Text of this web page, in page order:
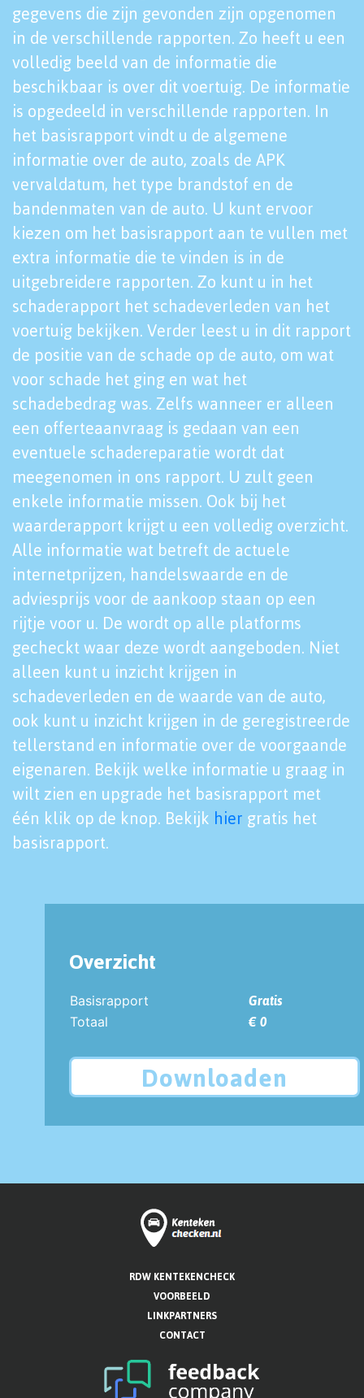
gegevens die zijn gevonden zijn opgenomen
in de verschillende rapporten. Zo heeft u een
volledig beeld van de informatie die
beschikbaar is over dit voertuig. De informatie
is opgedeeld in verschillende rapporten. In
het basisrapport vindt u de algemene
informatie over de auto, zoals de APK
vervaldatum, het type brandstof en de
bandenmaten van de auto. U kunt ervoor
kiezen om het basisrapport aan te vullen met
extra informatie die te vinden is in de
uitgebreidere rapporten. Zo kunt u in het
schaderapport het schadeverleden van het
voertuig bekijken. Verder leest u in dit rapport
de positie van de schade op de auto, om wat
voor schade het ging en wat het
schadebedrag was. Zelfs wanneer er alleen
een offerteaanvraag is gedaan van een
eventuele schadereparatie wordt dat
meegenomen in ons rapport. U zult geen
enkele informatie missen. Ook bij het
waarderapport krijgt u een volledig overzicht.
Alle informatie wat betreft de actuele
internetprijzen, handelswaarde en de
adviesprijs voor de aankoop staan op een
rijtje voor u. De wordt op alle platforms
gecheckt waar deze wordt aangeboden. Niet
alleen kunt u inzicht krijgen in
schadeverleden en de waarde van de auto,
ook kunt u inzicht krijgen in de geregistreerde
tellerstand en informatie over de voorgaande
eigenaren. Bekijk welke informatie u graag in
wilt zien en upgrade het basisrapport met
één klik op de knop. Bekijk hier gratis het
basisrapport.
Overzicht
Basisrapport
Gratis
Totaal
€ 0
Downloaden
RDW KENTEKENCHECK
VOORBEELD
LINKPARTNERS
CONTACT